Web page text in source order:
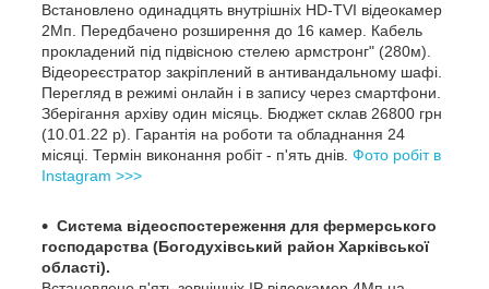
Встановлено одинадцять внутрішніх HD-TVI відеокамер
2Мп. Передбачено розширення до 16 камер. Кабель
прокладений під підвісною стелею армстронг" (280м).
Відеореєстратор закріплений в антивандальному шафі.
Перегляд в режимі онлайн і в запису через смартфони.
Зберігання архіву один місяць. Бюджет склав 26800 грн
(10.01.22 р). Гарантія на роботи та обладнання 24
місяці. Термін виконання робіт - п'ять днів. Фото робіт в
Instagram >>>
Система відеоспостереження для фермерського
господарства (Богодухівський район Харківської
області).